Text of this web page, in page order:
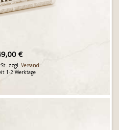
€
zzgl. Versand
1-2 Werktage